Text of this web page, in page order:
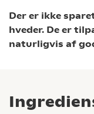
Der er ikke
hveder. De er
naturligvis af